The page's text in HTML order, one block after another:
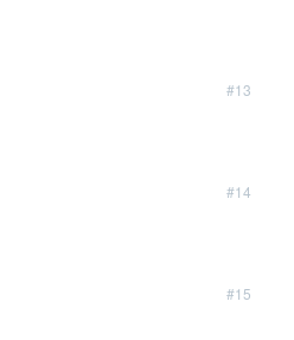
#13
#14
#15